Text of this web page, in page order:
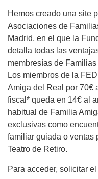
Hemos creado una site
Asociaciones de
Madrid, en el que la
detalla todas las
membresías de Familias
Los miembros de la
Amiga del Real por 70€
fiscal* queda en 14€ al
habitual de Familia
exclusivas como
familiar guiada o ventas
Teatro de Retiro.
Para acceder, solicitar